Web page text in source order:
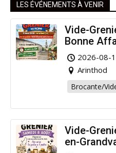
LES ÉVÉNEMENTS À VENIR
Vide-
Bonne
Arinthod !
2026-08-
Arinthod
Brocante/
Vide-
en-